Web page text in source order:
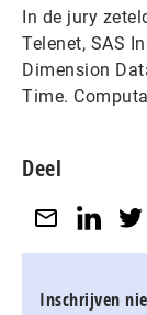
In de jury
Telenet, SAS
Dimension
Time.
Deel
Inschrijven